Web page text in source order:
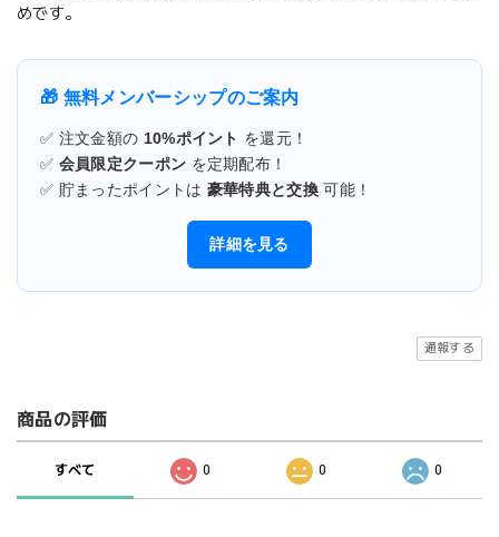
めです。
🎁 無料メンバーシップのご案内
✅ 注文金額の 10%ポイント を還元！
✅ 会員限定クーポン を定期配布！
✅ 貯まったポイントは 豪華特典と交換 可能！
詳細を見る
通報する
商品の評価
すべて 0 0 0